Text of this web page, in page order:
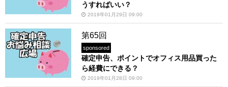
うすればいい？
2019年01月29日 09:00
第65回
sponsored
確定申告、ポイントでオフィス用品買った
ら経費にできる？
2019年01月28日 09:00